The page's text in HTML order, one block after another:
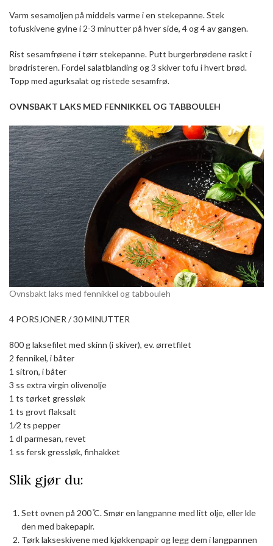
Varm sesamoljen på middels varme i en stekepanne. Stek
tofuskivene gylne i 2-3 minutter på hver side, 4 og 4 av gangen.
Rist sesamfrøene i tørr stekepanne. Putt burgerbrødene raskt i
brødristeren. Fordel salatblanding og 3 skiver tofu i hvert brød.
Topp med agurksalat og ristede sesamfrø.
OVNSBAKT LAKS MED FENNIKKEL OG TABBOULEH
Ovnsbakt laks med fennikkel og tabbouleh
4 PORSJONER / 30 MINUTTER
800 g laksefilet med skinn (i skiver), ev. ørretfilet
2 fennikel, i båter
1 sitron, i båter
3 ss extra virgin olivenolje
1 ts tørket gressløk
1 ts grovt flaksalt
1⁄2 ts pepper
1 dl parmesan, revet
1 ss fersk gressløk, finhakket
Slik gjør du:
Sett ovnen på 200 ̊C. Smør en langpanne med litt olje, eller kle
den med bakepapir.
Tørk lakseskivene med kjøkkenpapir og legg dem i langpannen